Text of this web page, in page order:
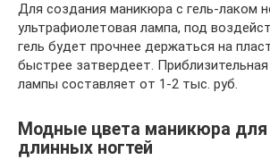
Для создания маникюра с гель-лаком
ультрафиолетовая лампа, под
гель будет прочнее держаться на
быстрее затвердеет.
лампы составляет от 1-2 тыс. руб.
Модные цвета маникюра для
длинных ногтей